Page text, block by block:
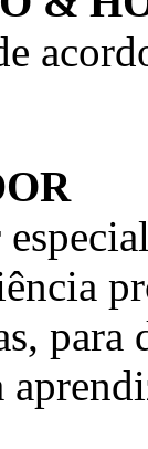
para